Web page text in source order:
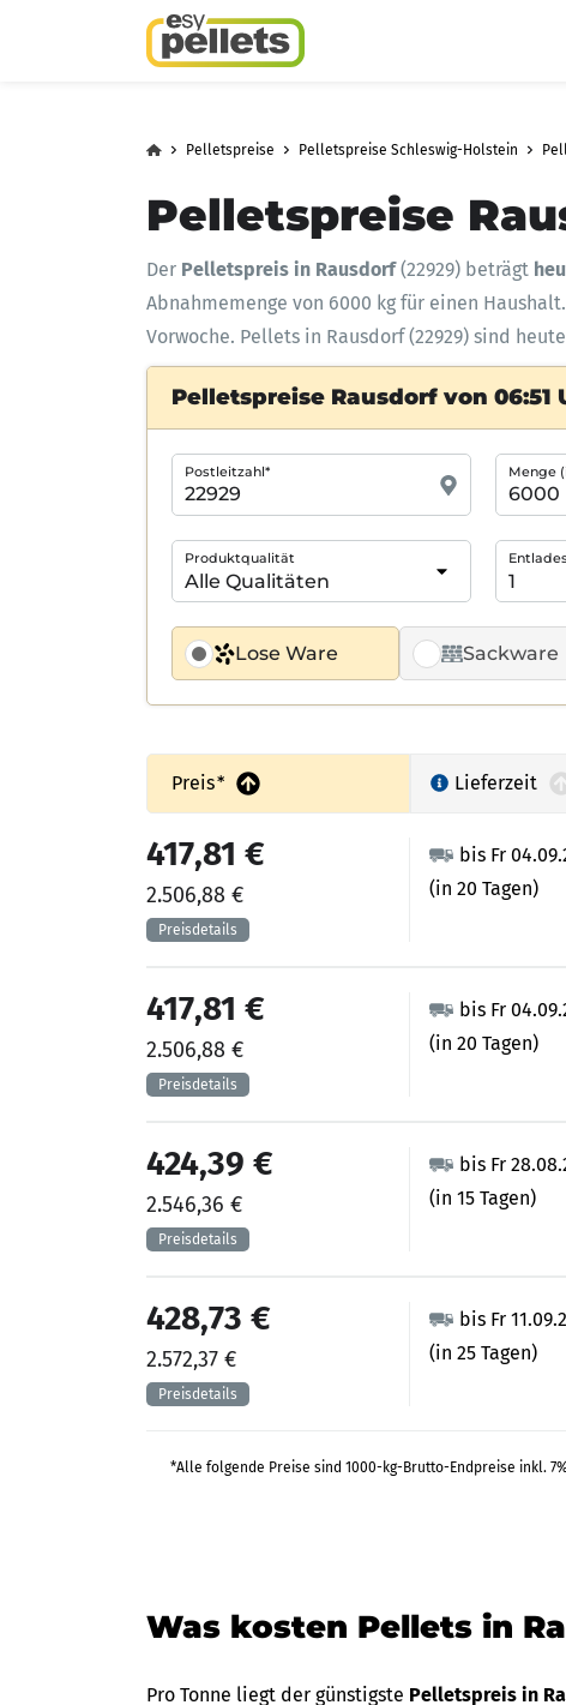
Pelletspreise Pelletspreise Schleswig-Holstein
Pelletspreise
Der Pelletspreis in Rausdorf(22929) beträgt
Abnahmemenge von 6000 kg für einen
Vorwoche. Pellets in Rausdorf (22929) sind
Pelletspreise Rausdorf von 06:51
Lose Ware Sackware
Postleitzahl* Menge
Produktqualität
Preis* Lieferzeit
bis Fr
(in 20 Tagen)
417,81 €
2.506,88 €
bis Fr
(in 20 Tagen)
417,81 €
2.506,88 €
bis Fr
(in 15 Tagen)
424,39 €
2.546,36 €
bis Fr
(in 25 Tagen)
428,73 €
2.572,37 €
*Alle folgende Preise sind 1000-kg-Brutto-Endpreise inkl.
Was kosten Pellets in
Pro Tonne liegt der günstigste Pelletspreis in